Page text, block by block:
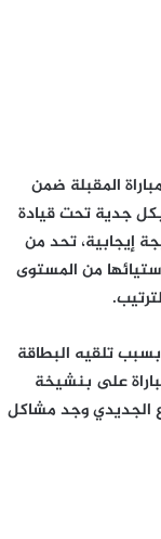
المقبلة ضمن
بكل جدية تحت قيادة
إيجابية، تحد من
من المستوى
تلقيه البطاقة
على بنشيخة
الجديدي وجد مشاكل